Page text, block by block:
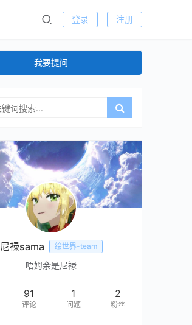
登录 注册
我要提问
尼禄sama 绘世界-team
唔姆余是尼禄
91
评论
1
问题
2
粉丝